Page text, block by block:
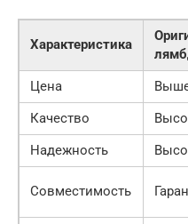
Характеристика
Цена
Качество
Надежность
Совместимость